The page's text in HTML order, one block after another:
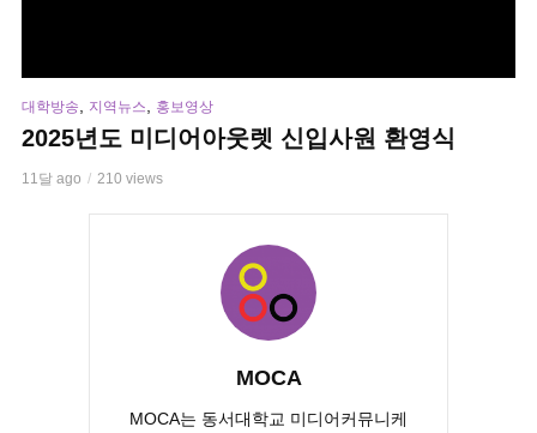
대학방송 지역뉴스 홍보영상
2025년도 미디어아웃렛 신입사원 환영식
11달 ago 210 views
MOCA
MOCA는 동서대학교 미디어커뮤니케